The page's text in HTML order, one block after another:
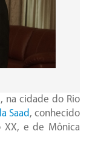
na cidade do Rio
Saad , conhecido
XX, e de Mônica